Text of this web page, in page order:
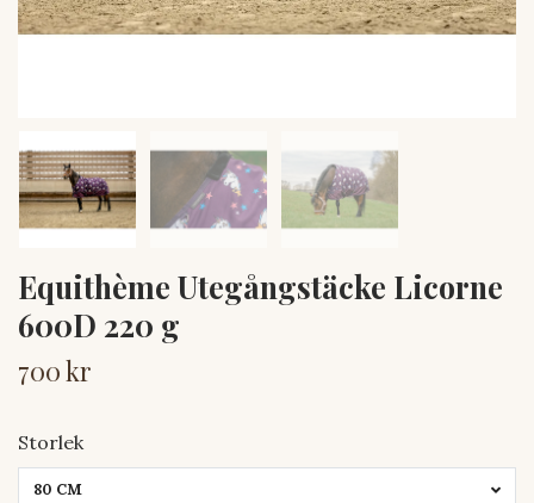
Equithème Utegångstäcke Licorne
600D 220 g
700 kr
Storlek
80 CM